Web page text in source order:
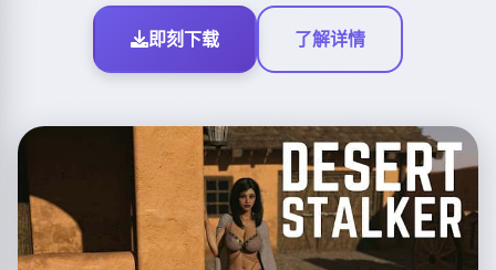
即刻下载 了解详情